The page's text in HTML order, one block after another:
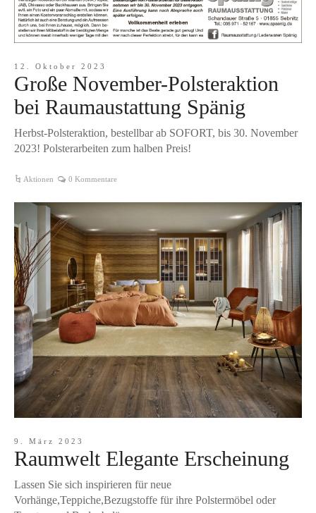
12. Oktober 2023
Große November-Polsteraktion
bei Raumaustattung Spänig
Herbst-Polsteraktion, bestellbar ab SOFORT, bis 30. November
2023! Polsterarbeiten zum halben Preis!
Aktionen 0 Kommentare
9. März 2023
Raumwelt Elegante Erscheinung
Lassen Sie sich inspirieren für neue
Vorhänge,Teppiche,Bezugstoffe für ihre Polstermöbel oder